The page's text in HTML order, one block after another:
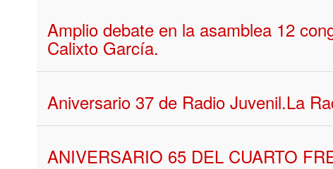
Amplio debate en la asamblea 12
Calixto García.
Aniversario 37 de Radio Juvenil.La
ANIVERSARIO 65 DEL CUARTO